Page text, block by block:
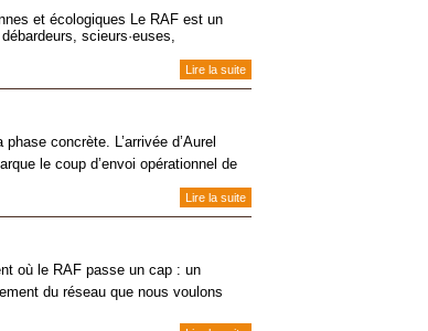
et écologiques Le RAF est un
scieurs·euses,
Lire la suite
concrète. L’arrivée d’Aurel
le coup d’envoi opérationnel de
Lire la suite
où le RAF passe un cap : un
du réseau que nous voulons